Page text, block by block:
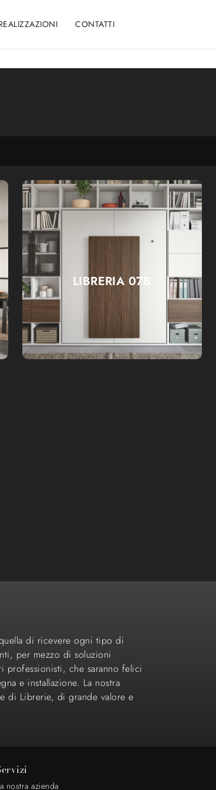
CONTATTI
LIBRERIA 07B
di ricevere ogni tipo di
per mezzo di soluzioni
professionisti, che saranno felici
e installazione. La nostra
di Librerie, di grande valore e
nostra azienda